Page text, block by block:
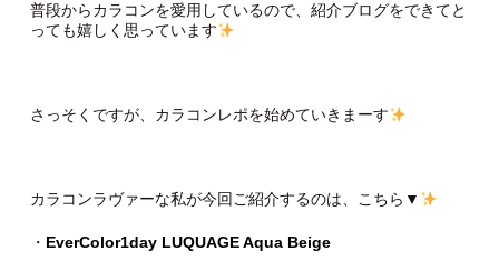
普段からカラコンを愛用しているので、紹介ブログをできてと
っても嬉しく思っています
さっそくですが、カラコンレポを始めていきまーす
カラコンラヴァーな私が今回ご紹介するのは、こちら▼
・ EverColor1day LUQUAGE Aqua Beige